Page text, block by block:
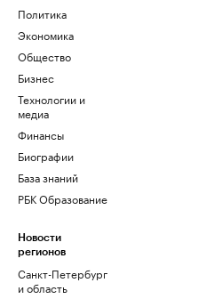
Политика
Экономика
Общество
Бизнес
Технологии и
медиа
Финансы
Биографии
База знаний
РБК Образование
Новости
регионов
Санкт-Петербург
и область